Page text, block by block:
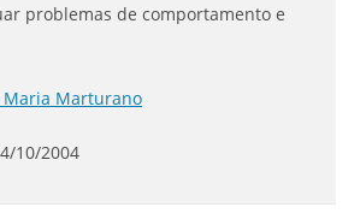
problemas de comportamento e
Maria Marturano
10/2004